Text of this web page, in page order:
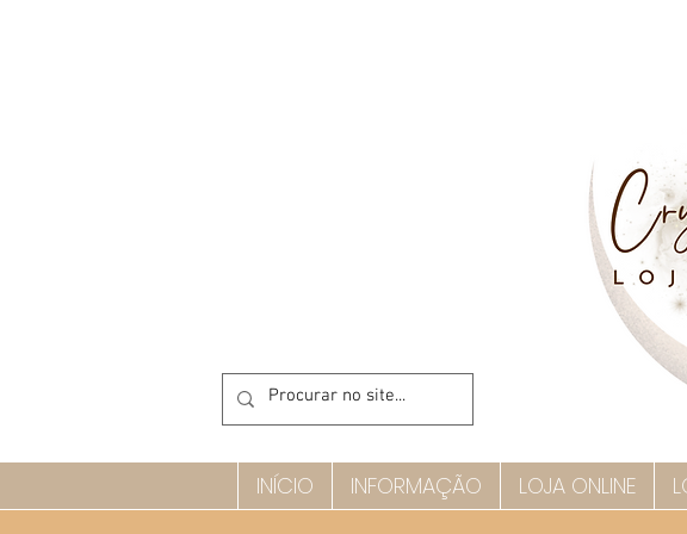
INÍCIO INFORMAÇÃO LOJA ONLINE